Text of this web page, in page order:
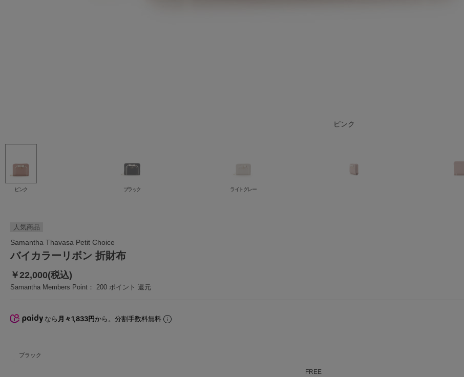
ピンク
ブラック
ライトグレー
ピンク ブラック ライトグレー
Samantha Thavasa Petit Choice
バイカラーリボン 折財布
人気商品
￥22,000(税込)
Samantha Members Point： 200 ポイント 還元
なら 月々1,833円から。分割手数料無料
ブラック
FREE